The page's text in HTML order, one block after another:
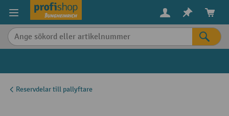
Reservdelar till pallyftare